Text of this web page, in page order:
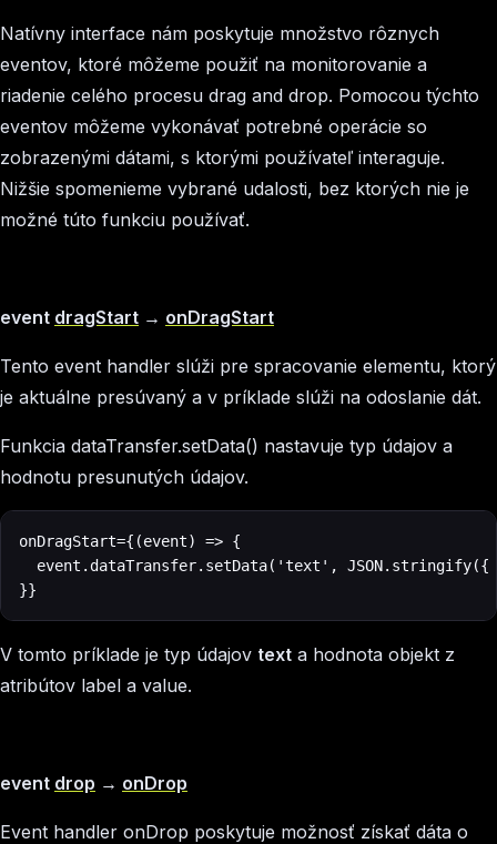
Natívny interface nám poskytuje množstvo rôznych
eventov, ktoré môžeme použiť na monitorovanie a
riadenie celého procesu drag and drop. Pomocou týchto
eventov môžeme vykonávať potrebné operácie so
zobrazenými dátami, s ktorými používateľ interaguje.
Nižšie spomenieme vybrané udalosti, bez ktorých nie je
možné túto funkciu používať.
event dragStart → onDragStart
Tento event handler slúži pre spracovanie elementu, ktorý
je aktuálne presúvaný a v príklade slúži na odoslanie dát.
Funkcia dataTransfer.setData() nastavuje typ údajov a
hodnotu presunutých údajov.
onDragStart={(event) => {
event.dataTransfer.setData('text',
}}
V tomto príklade je typ údajov text a hodnota objekt z
atribútov label a value.
event drop → onDrop
Event handler onDrop poskytuje možnosť získať dáta o